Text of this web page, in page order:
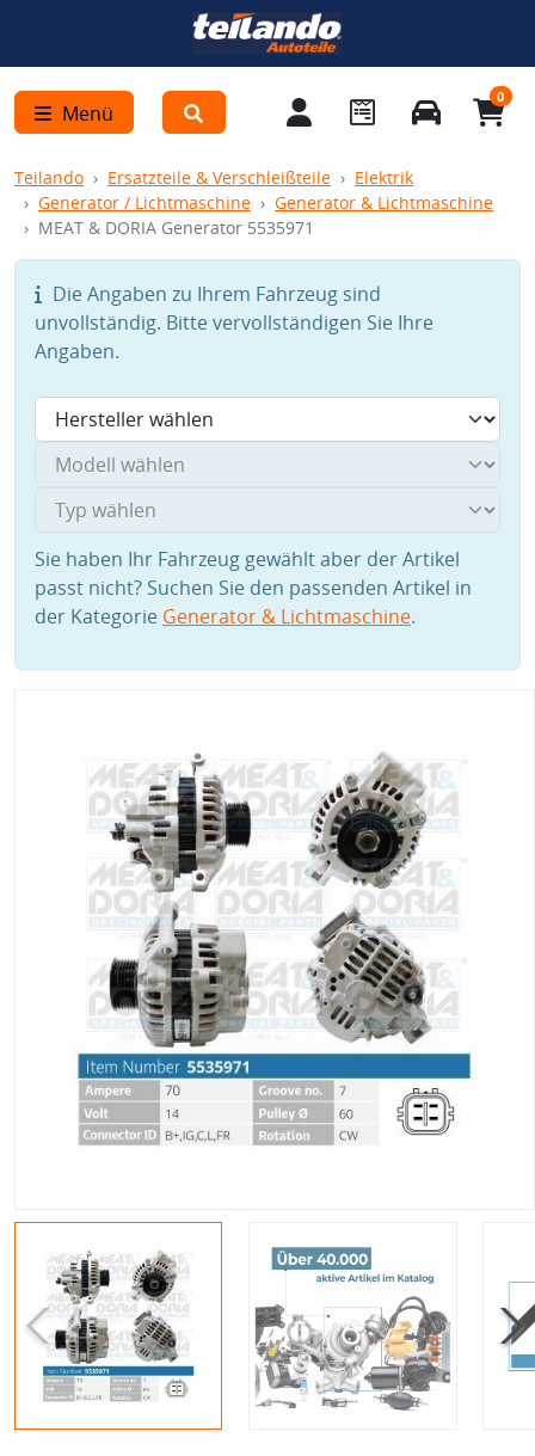
Menü
0
Teilando Ersatzteile & Verschleißteile
Elektrik
Generator / Lichtmaschine
Generator & Lichtmaschine
MEAT & DORIA Generator 5535971
Die Angaben zu Ihrem Fahrzeug sind
unvollständig. Bitte vervollständigen Sie Ihre
Angaben.
Sie haben Ihr Fahrzeug gewählt aber der Artikel
passt nicht? Suchen Sie den passenden Artikel in
der Kategorie Generator & Lichtmaschine.